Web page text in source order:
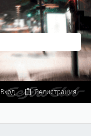
Вход Регистрация